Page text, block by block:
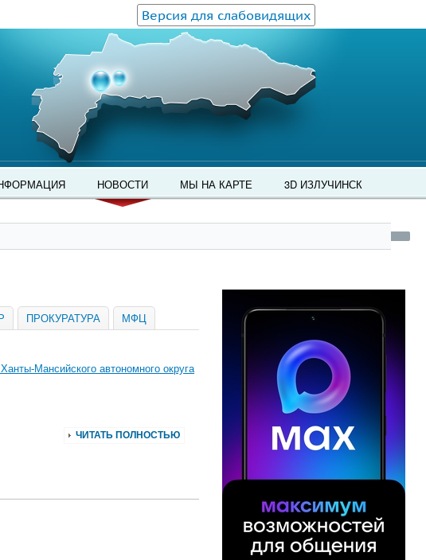
Версия для слабовидящих
НОВОСТИ МЫ НА КАРТЕ 3D ИЗЛУЧИНСК
ПРОКУРАТУРА МФЦ
Мансийского автономного округа
ЧИТАТЬ ПОЛНОСТЬЮ